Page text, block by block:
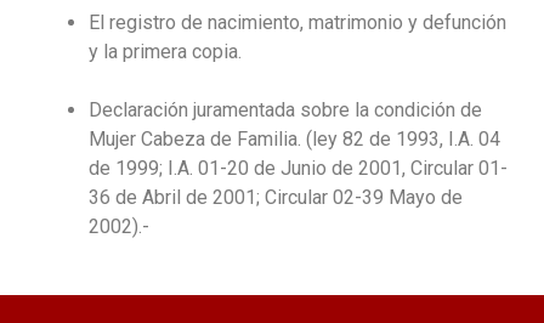
El registro de nacimiento, matrimonio y defunción
y la primera copia.
Declaración juramentada sobre la condición de
Mujer Cabeza de Familia. (ley 82 de 1993, I.A. 04
de 1999; I.A. 01-20 de Junio de 2001, Circular 01-
36 de Abril de 2001; Circular 02-39 Mayo de
2002).-